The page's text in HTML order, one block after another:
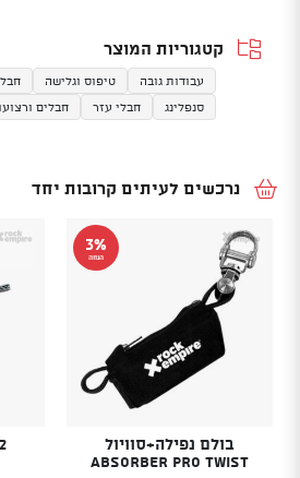
קטגוריות המוצר
עבודות גובה טיפוס וגלישה
סנפלינג
חבלי עזר חבלים
נרכשים לעיתים קרובות יחד
3%
הנחה
בולם נפילה+סוויול
ABSORBER PRO TWIST